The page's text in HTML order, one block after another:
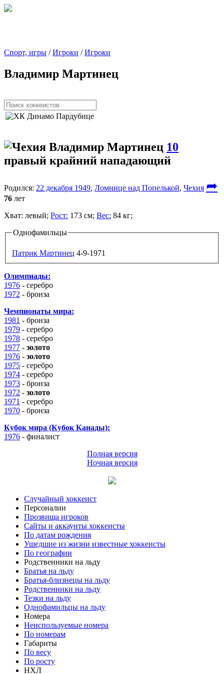
Спорт, игры /Игроки /Игроки
Владимир Мартинец
Владимир Мартинец 10
правый крайний нападающий
Родился: 22 декабря 1949, Ломнице над Попелькой, Чехия ➦
76 лет
Хват: левый; Рост: 173 см; Вес: 84 кг;
Однофамильцы
Патрик Мартинец 4-9-1971
Олимпиады:
1976 - серебро
1972 - бронза
Чемпионаты мира:
1981 - бронза
1979 - серебро
1978 - серебро
1977 - золото
1976 - золото
1975 - серебро
1974 - серебро
1973 - бронза
1972 - золото
1971 - серебро
1970 - бронза
Кубок мира (Кубок Канады):
1976 - финалист
Полная версия
Ночная версия
Случайный хоккеист
Персоналии
Прозвища игроков
Сайты и аккаунты хоккеисты
По датам рождения
Ушедшие из жизни известные хоккеисты
По географии
Родственники на льду
Братья на льду
Братья-близнецы на льду
Родственники на льду
Тезки на льду
Однофамильцы на льду
Номера
Неиспользуемые номера
По номерам
Габариты
По весу
По росту
НХЛ